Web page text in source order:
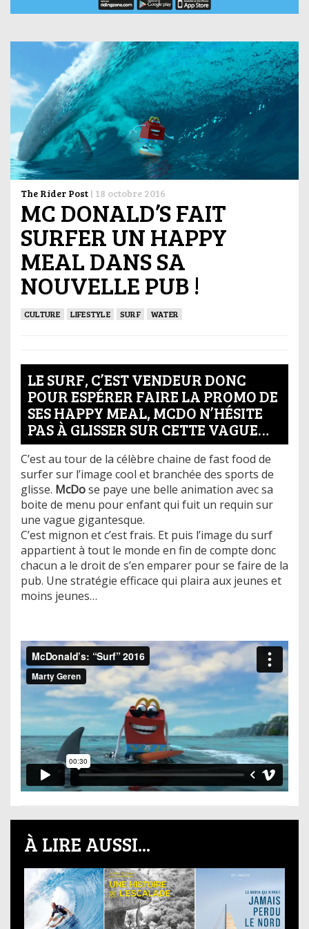
The Rider Post | 18 octobre 2016
MC DONALD’S FAIT
SURFER UN HAPPY
MEAL DANS SA
NOUVELLE PUB !
CULTURE LIFESTYLE SURF WATER
LE SURF, C’EST VENDEUR DONC
POUR ESPÉRER FAIRE LA PROMO DE
SES HAPPY MEAL, MCDO N’HÉSITE
PAS À GLISSER SUR CETTE VAGUE…
C’est au tour de la célèbre chaine de fast food de
surfer sur l’image cool et branchée des sports de
glisse. McDose paye une belle animation avec sa
boite de menu pour enfant qui fuit un requin sur
une vague gigantesque.
C’est mignon et c’est frais. Et puis l’image du surf
appartient à tout le monde en fin de compte donc
chacun a le droit de s’en emparer pour se faire de la
pub. Une stratégie efficace qui plaira aux jeunes et
moins jeunes…
À LIRE AUSSI...